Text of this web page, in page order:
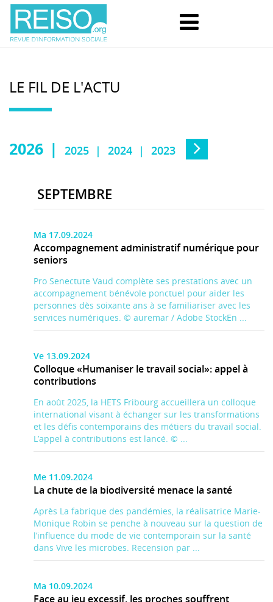
LE FIL DE L'ACTU
2026 2025 2024 2023
SEPTEMBRE
Ma 17.09.2024
Accompagnement administratif numérique pour
seniors
Pro Senectute Vaud complète ses prestations avec un
accompagnement bénévole ponctuel pour aider les
personnes dès soixante ans à se familiariser avec les
services numériques. © auremar / Adobe StockEn ...
Ve 13.09.2024
Colloque «Humaniser le travail social»: appel à
contributions
En août 2025, la HETS Fribourg accueillera un colloque
international visant à échanger sur les transformations
et les défis contemporains des métiers du travail social.
L’appel à contributions est lancé. © ...
Me 11.09.2024
La chute de la biodiversité menace la santé
Après La fabrique des pandémies, la réalisatrice Marie-
Monique Robin se penche à nouveau sur la question de
l’influence du mode de vie contemporain sur la santé
dans Vive les microbes. Recension par ...
Ma 10.09.2024
Face au jeu excessif, les proches souffrent